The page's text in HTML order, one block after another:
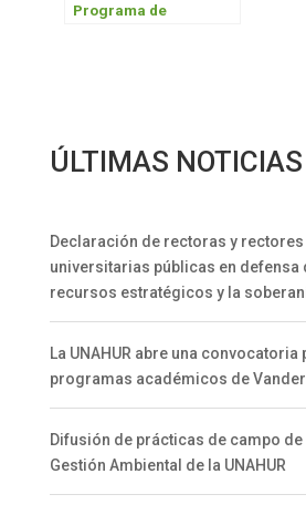
Programa de
ÚLTIMAS NOTICIAS
Declaración de rectoras y
universitarias públicas en defensa
recursos estratégicos y la
La UNAHUR abre una
programas académicos de
Difusión de prácticas de campo
Gestión Ambiental de la UNAHUR